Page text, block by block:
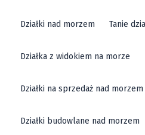
Działki nad morzem Tanie
Działka z widokiem na morze
Działki na sprzedaż nad morzem
Działki budowlane nad morzem